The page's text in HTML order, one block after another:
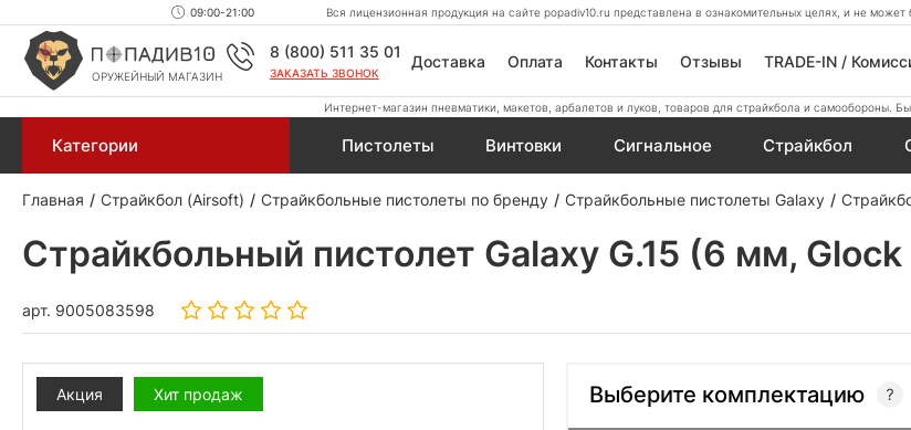
09:00-21:00 Вся лицензионная продукция на сайте popadiv10.ru представлена в ознакомительных целях, и не
ОРУЖЕЙНЫЙ МАГАЗИН
8 (800) 511 35 01
ЗАКАЗАТЬ ЗВОНОК
Доставка Оплата Контакты Отзывы TRADE-IN /
Интернет-магазин пневматики, макетов, арбалетов и луков, товаров для страйкбола и самообороны.
Категории Пистолеты Винтовки Сигнальное Страйкбол
Главная Страйкбол (Airsoft) Страйкбольные пистолеты по бренду Страйкбольные пистолеты Galaxy
Страйкбольный пистолет Galaxy G.15 (6 мм, Glock
арт. 9005083598
Акция Хит продаж Выберите комплектацию